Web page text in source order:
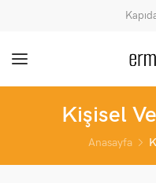
Kişisel
Anasayfa